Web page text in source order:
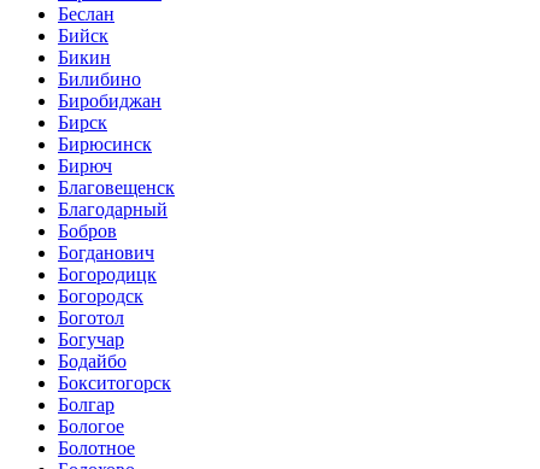
Беслан
Бийск
Бикин
Билибино
Биробиджан
Бирск
Бирюсинск
Бирюч
Благовещенск
Благодарный
Бобров
Богданович
Богородицк
Богородск
Боготол
Богучар
Бодайбо
Бокситогорск
Болгар
Бологое
Болотное